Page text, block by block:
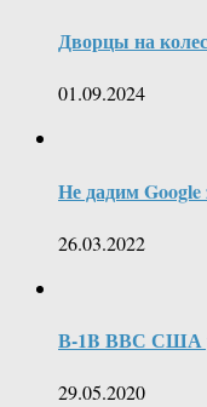
Дворцы на
01.09.2024
Не дадим
26.03.2022
В-1B ВВС США
29.05.2020